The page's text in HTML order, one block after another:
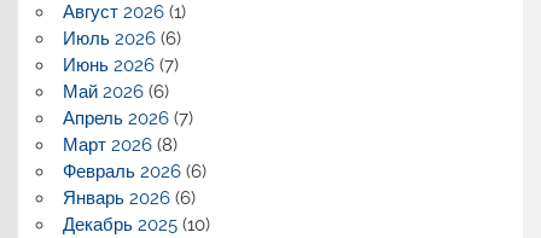
Август 2026(1)
Июль 2026(6)
Июнь 2026(7)
Май 2026(6)
Апрель 2026(7)
Март 2026(8)
Февраль 2026(6)
Январь 2026(6)
Декабрь 2025(10)